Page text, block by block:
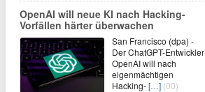
OpenAI will neue KI nach Hacking-
Vorfällen härter überwachen
San Francisco (dpa) -
Der ChatGPT-Entwickler
OpenAI will nach
eigenmächtigen
Hacking-[…] (00)